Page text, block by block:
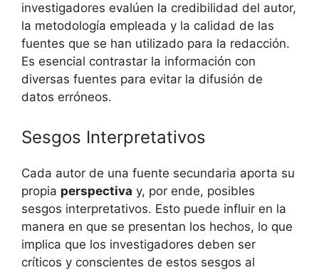
investigadores evalúen la credibilidad del autor,
la metodología empleada y la calidad de las
fuentes que se han utilizado para la redacción.
Es esencial contrastar la información con
diversas fuentes para evitar la difusión de
datos erróneos.
Sesgos Interpretativos
Cada autor de una fuente secundaria aporta su
propia perspectiva y, por ende, posibles
sesgos interpretativos. Esto puede influir en la
manera en que se presentan los hechos, lo que
implica que los investigadores deben ser
críticos y conscientes de estos sesgos al